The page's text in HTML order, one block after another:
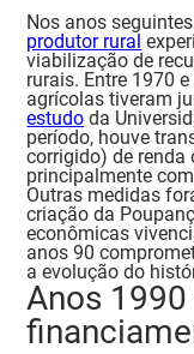
Nos anos
produtor rural
viabilização de
rurais. Entre 1970
agrícolas tiveram
estudo da
período, houve
corrigido) de renda
principalmente
Outras medidas
criação da
econômicas
anos 90
a evolução do
Anos